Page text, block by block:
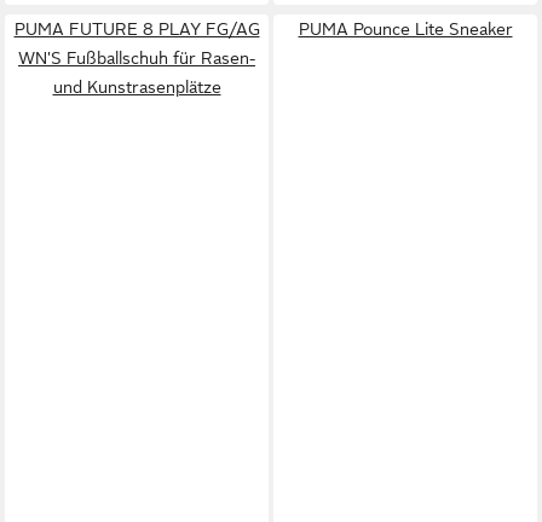
PUMA FUTURE 8 PLAY FG/AG
WN'S Fußballschuh für Rasen-
und Kunstrasenplätze
PUMA Pounce Lite Sneaker